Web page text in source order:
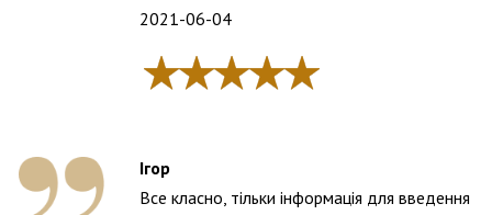
2021-06-04
Ігор
Все класно, тільки інформація для введення